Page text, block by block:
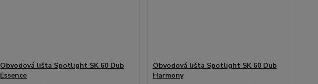
Obvodová lišta Spotlight SK 60 Dub
Essence
Obvodová lišta Spotlight SK 60 Dub
Harmony